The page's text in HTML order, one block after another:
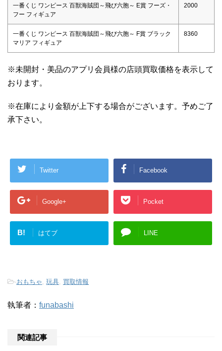
一番くじ ワンピース 百獣海賊団～飛び六胞～ E賞 フーズ・
フー フィギュア
2000
一番くじ ワンピース 百獣海賊団～飛び六胞～ F賞 ブラック
マリア フィギュア
8360
※未開封・美品のアプリ会員様の店頭買取価格を表示して
おります。
※在庫により金額が上下する場合がございます。予めご了
承下さい。
Twitter Facebook
Google+ Pocket
B! はてブ LINE
-おもちゃ 玩具 買取情報
執筆者： funabashi
関連記事